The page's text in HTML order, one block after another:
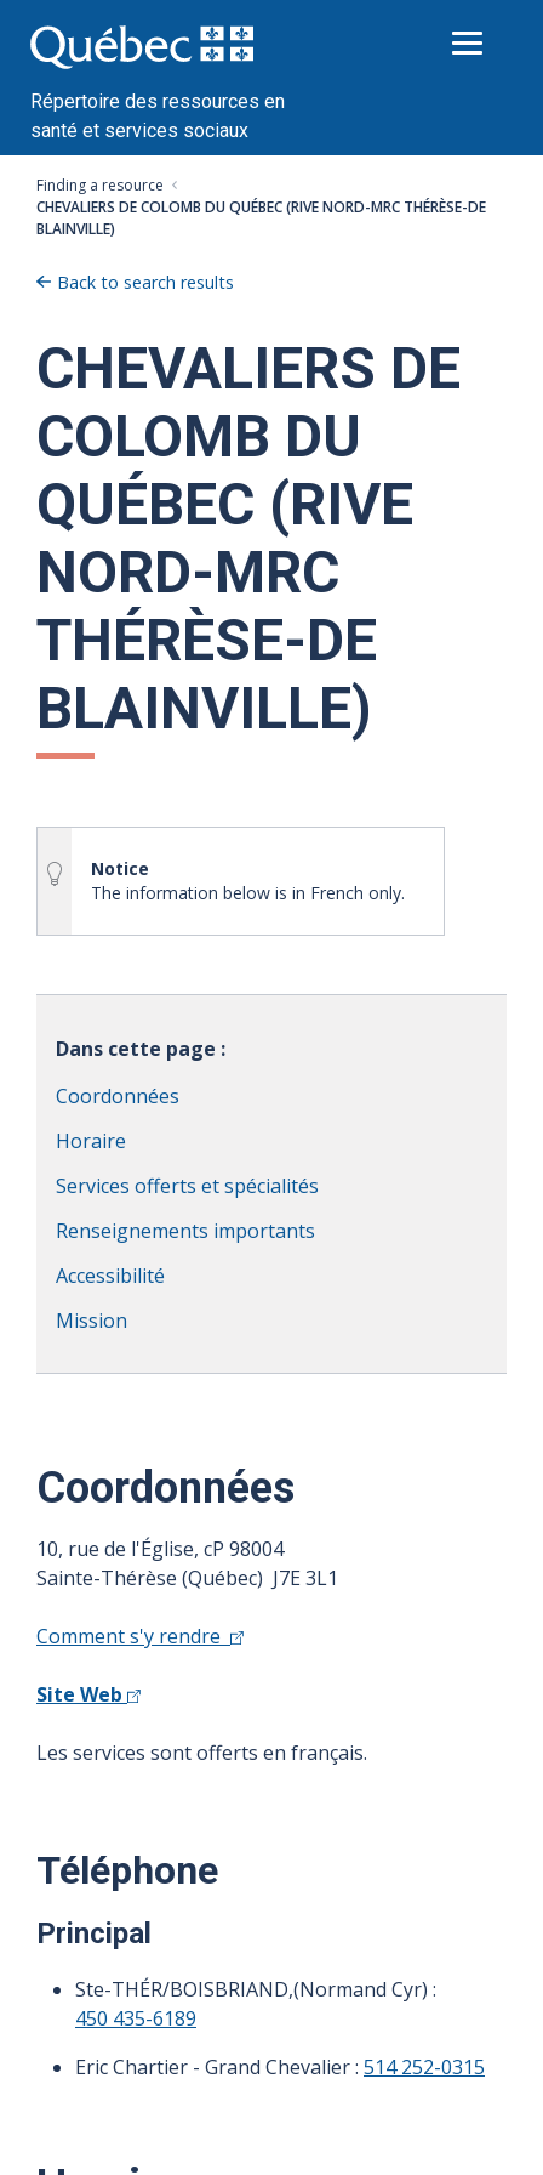
au
contenu
Répertoire des ressources en
santé et services sociaux
Finding a resource
CHEVALIERS DE COLOMB DU QUÉBEC (RIVE NORD-MRC THÉRÈSE-DE
BLAINVILLE)
Back to search results
CHEVALIERS DE
COLOMB DU
QUÉBEC (RIVE
NORD-MRC
THÉRÈSE-DE
BLAINVILLE)
Notice
The information below is in French only.
Dans cette page :
Coordonnées
Horaire
Services offerts et spécialités
Renseignements importants
Accessibilité
Mission
Coordonnées
10, rue de l'Église, cP 98004
Sainte-Thérèse (Québec) J7E 3L1
Comment s'y rendre
Site Web
Les services sont offerts en français.
Téléphone
Principal
Ste-THÉR/BOISBRIAND,(Normand Cyr) :
450 435-6189
Eric Chartier - Grand Chevalier : 514 252-0315